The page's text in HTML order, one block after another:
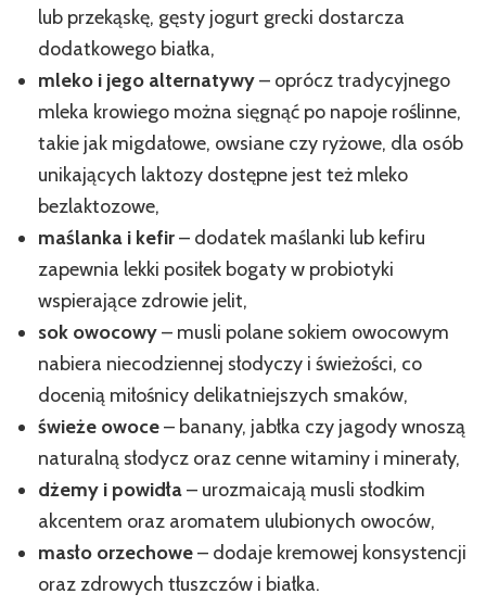
lub przekąskę, gęsty jogurt grecki dostarcza
dodatkowego białka,
mleko i jego alternatywy– oprócz tradycyjnego
mleka krowiego można sięgnąć po napoje roślinne,
takie jak migdałowe, owsiane czy ryżowe, dla osób
unikających laktozy dostępne jest też mleko
bezlaktozowe,
maślanka i kefir– dodatek maślanki lub kefiru
zapewnia lekki posiłek bogaty w probiotyki
wspierające zdrowie jelit,
sok owocowy– musli polane sokiem owocowym
nabiera niecodziennej słodyczy i świeżości, co
docenią miłośnicy delikatniejszych smaków,
świeże owoce– banany, jabłka czy jagody wnoszą
naturalną słodycz oraz cenne witaminy i minerały,
dżemy i powidła– urozmaicają musli słodkim
akcentem oraz aromatem ulubionych owoców,
masło orzechowe– dodaje kremowej konsystencji
oraz zdrowych tłuszczów i białka.